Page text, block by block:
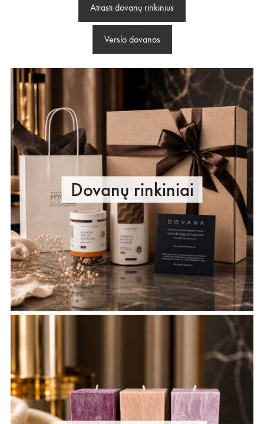
Atrasti dovanų rinkinius
Verslo dovanos
Dovanų rinkiniai